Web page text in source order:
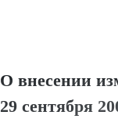
О внесении
29 сентября